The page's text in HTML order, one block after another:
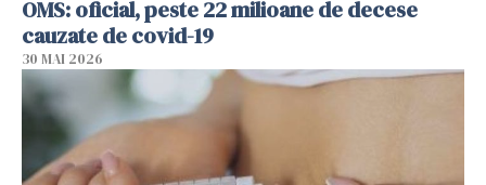
OMS: oficial, peste 22 milioane de decese
cauzate de covid-19
30 MAI 2026